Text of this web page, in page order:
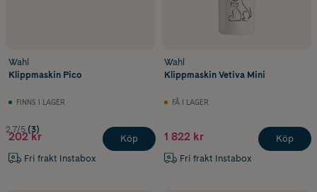
Wahl
Klippmaskin Pico
FINNS I LAGER
2.7/5 (3)
202 kr
Fri frakt Instabox
Köp
Wahl
Klippmaskin Vetiva Mini
FÅ I LAGER
1 822 kr
Fri frakt Instabox
Köp